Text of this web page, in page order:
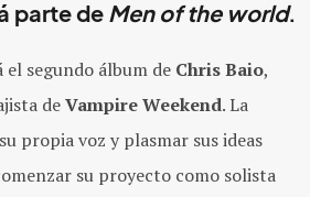
parte de Men of the world.
el segundo álbum de Chris Baio,
deVampire Weekend. La
propia voz y plasmar sus ideas
su proyecto como solista